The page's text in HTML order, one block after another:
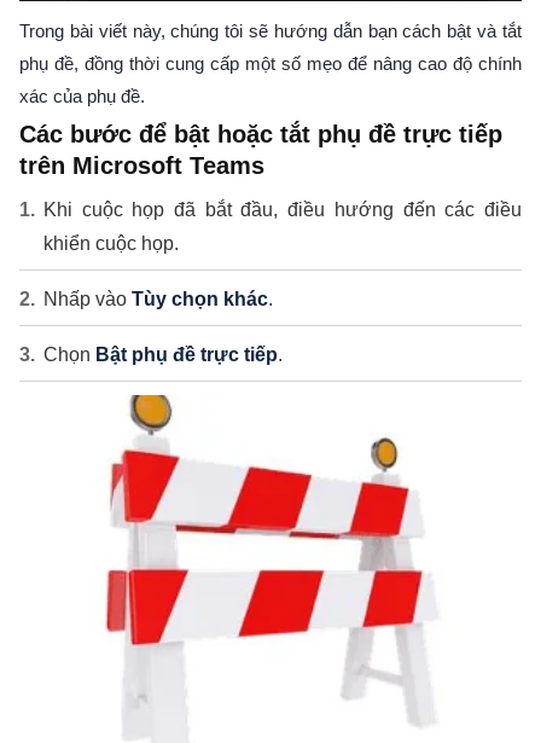
Trong bài viết này, chúng tôi sẽ hướng dẫn bạn cách bật và tắt
phụ đề, đồng thời cung cấp một số mẹo để nâng cao độ chính
xác của phụ đề.
Các bước để bật hoặc tắt phụ đề trực tiếp
trên Microsoft Teams
Khi cuộc họp đã bắt đầu, điều hướng đến các điều
khiển cuộc họp.
Nhấp vào Tùy chọn khác.
Chọn Bật phụ đề trực tiếp.